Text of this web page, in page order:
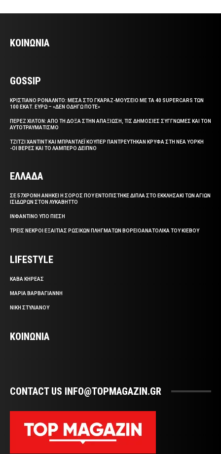
ΚΟΙΝΩΝΙΑ
GOSSIP
ΚΡΙΣΤΙΑΝΟ ΡΟΝΑΛΝΤΟ: ΜΕΣΑ ΣΤΟ ΓΚΑΡΑΖ-ΜΟΥΣΕΙΟ ΜΕ ΤΑ 40 SUPERCARS ΤΩΝ
100 ΕΚΑΤ. ΕΥΡΩ – «ΔΕΝ ΟΔΗΓΩ ΠΟΤΕ»
ΠΕΡΕΖ ΧΙΛΤΟΝ: ΑΠΟ ΤΗ ΔΟΞΑ ΣΤΗΝ ΑΠΑΞΙΩΣΗ, ΤΙΣ ΔΗΜΟΣΙΕΣ ΣΥΓΓΝΩΜΕΣ ΚΑΙ ΤΟΝ
ΑΥΤΟΤΡΑΥΜΑΤΙΣΜΟ
ΤΖΙΤΖΙ ΧΑΝΤΙΝΤ ΚΑΙ ΜΠΡΑΝΤΛΕΪ ΚΟΥΠΕΡ ΠΑΝΤΡΕΥΤΗΚΑΝ ΚΡΥΦΑ ΣΤΗ ΝΕΑ ΥΟΡΚΗ
-ΟΙ ΒΕΡΕΣ ΚΑΙ ΤΟ ΛΑΜΠΕΡΟ ΔΕΙΠΝΟ
ΕΛΛΑΔΑ
ΣΕ 57ΧΡΟΝΗ ΑΝΗΚΕΙ Η ΣΟΡΟΣ ΠΟΥ ΕΝΤΟΠΙΣΤΗΚΕ ΔΙΠΛΑ ΣΤΟ ΕΚΚΛΗΣΑΚΙ ΤΩΝ ΑΓΙΩΝ
ΙΣΙΔΩΡΩΝ ΣΤΟΝ ΛΥΚΑΒΗΤΤΟ
ΙΝΦΑΝΤΙΝΟ ΥΠΟ ΠΙΕΣΗ
ΤΡΕΙΣ ΝΕΚΡΟΙ ΕΞΑΙΤΙΑΣ ΡΩΣΙΚΩΝ ΠΛΗΓΜΑΤΩΝ ΒΟΡΕΙΟΑΝΑΤΟΛΙΚΑ ΤΟΥ ΚΙΕΒΟΥ
LIFESTYLE
ΚΑΒΑ ΚΗΡΕΑΣ
ΜΑΡΙΑ ΒΑΡΒΑΓΙΑΝΝΗ
ΝΙΚΗ ΣΤΥΛΙΑΝΟΥ
ΚΟΙΝΩΝΙΑ
CONTACT US INFO@TOPMAGAZIN.GR